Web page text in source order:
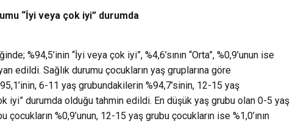
“İyi veya çok iyi” durumda
%94,5’inin “İyi veya çok iyi”, %4,6’sının “Orta”, %0,9’unun ise
edildi. Sağlık durumu çocukların yaş gruplarına göre
6-11 yaş grubundakilerin %94,7’sinin, 12-15 yaş
iyi” durumda olduğu tahmin edildi. En düşük yaş grubu olan 0-5 yaş
%0,9’unun, 12-15 yaş grubu çocukların ise %1,0’ının